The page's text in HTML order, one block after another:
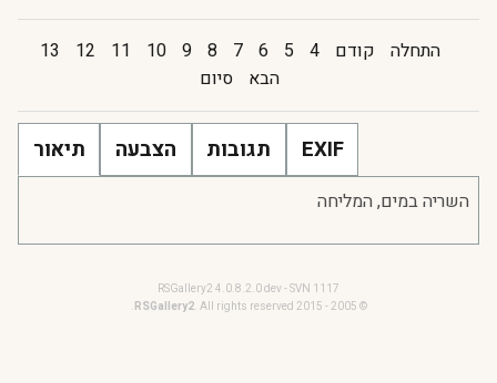
התחלה קודם 4
5
6
7
8
9
10
11
12
13
הבא
סיום
תיאור הצבעה תגובות EXIF
השריה במים, המליחה
RSGallery2 4.0.8.2.0 dev - SVN 1117
© 2005 - 2015
RSGallery2. All rights reserved.